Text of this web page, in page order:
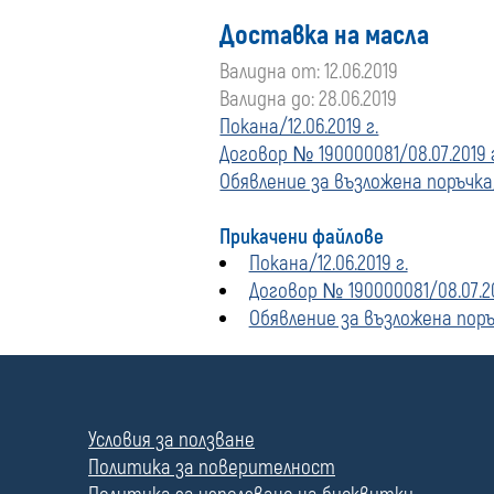
Доставка на масла
Валидна от: 12.06.2019
Валидна до: 28.06.2019
Покана/12.06.2019 г.
Договор № 190000081/08.07.2019
Обявление за възложена
Прикачени файлове
Покана/12.06.2019 г.
Договор № 190000081/
Обявление за възложена
л
е
Условия за ползване
Политика за поверителност